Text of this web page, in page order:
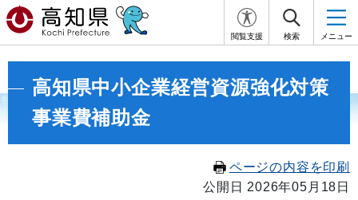
閲覧支援 検索 メニュー
高知県中小企業経営資源強化対策
事業費補助金
ページの内容を印刷
公開日 2026年05月18日